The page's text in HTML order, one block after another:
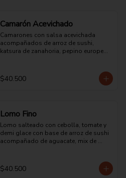
Camarón Acevichado
Camarones con salsa acevichada
acompañados de arroz de sushi,
katsura de zanahoria, pepino europeo,
$40.500
Lomo Fino
Lomo salteado con cebolla, tomate y
demi glace con base de arroz de sushi
acompañado de aguacate, mix de
$40.500